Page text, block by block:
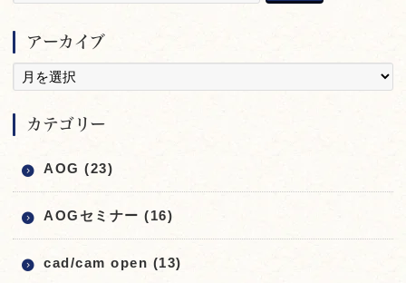
アーカイブ
カテゴリー
AOG (23)
AOGセミナー (16)
cad/cam open (13)